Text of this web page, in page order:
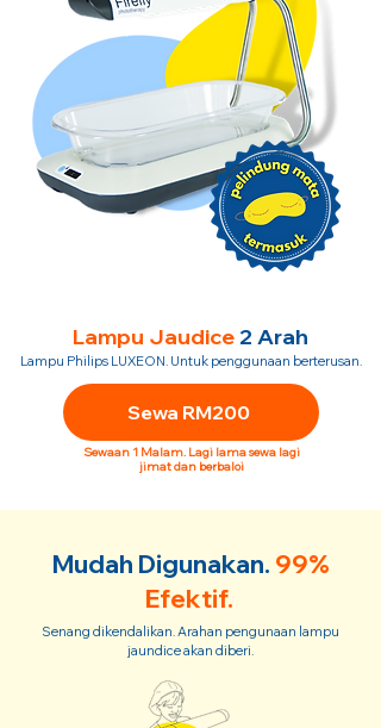
Lampu Jaudice 2 Arah
Lampu Philips LUXEON. Untuk penggunaan berterusan.
Sewa RM200
Sewaan 1 Malam. Lagi lama sewa lagi
jimat dan berbaloi
Mudah Digunakan. 99%
Efektif.
Senang dikendalikan. Arahan pengunaan lampu
jaundice akan diberi.